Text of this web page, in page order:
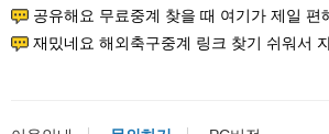
공유해요 무료중계 찾을 때 여기가 제일 편해요. 그리고 무료스포츠중계 정보 확인할
재밌네요 해외축구중계 링크 찾기 쉬워서 자주 와요. 그래서 해외축구중계도 정식 서